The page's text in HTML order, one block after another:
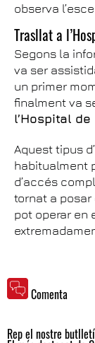
observa
Trasllat a
Segons la
va ser
un primer
finalment va
l’Hospital de
Aquest tipus
habitualment
d’accés
tornat a posar
pot operar en
Comenta
Rep el nostre butlletí